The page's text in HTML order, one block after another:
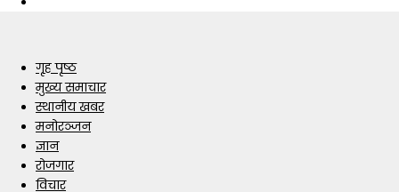
गृह पृष्ठ
मुख्य समाचार
स्थानीय खबर
मनोरञ्जन
ज्ञान
रोजगार
विचार